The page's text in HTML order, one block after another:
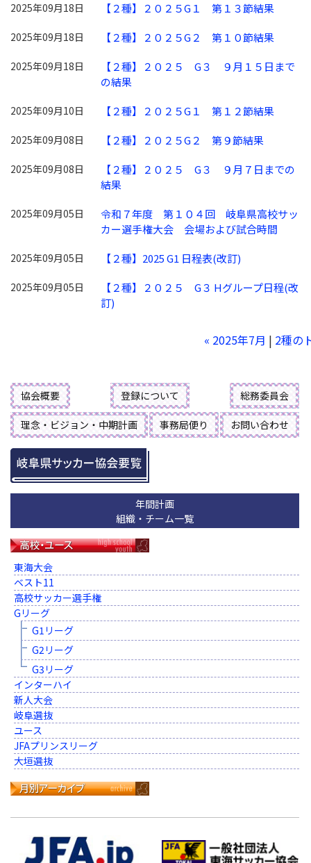
2025年09月18日 【２種】２０２５G１ 第１３節結果
2025年09月18日 【２種】２０２５G２ 第１０節結果
2025年09月18日
【２種】２０２５ G３ ９月１５日まで
の結果
2025年09月10日 【２種】２０２５G１ 第１２節結果
2025年09月08日 【２種】２０２５G２ 第９節結果
2025年09月08日
【２種】２０２５ G３ ９月７日までの
結果
2025年09月05日
令和７年度 第１０４回 岐阜県高校サッ
カー選手権大会 会場および試合時間
2025年09月05日 【２種】2025 G1 日程表(改訂)
2025年09月05日
【２種】２０２５ G３ Hグループ日程(改
訂)
« 2025年7月 | 2種の
協会概要 登録について 総務委員会
理念・ビジョン・中期計画 事務局便り お問い合わせ
年間計画
組織・チーム一覧
東海大会
ベスト11
高校サッカー選手権
Gリーグ
G1リーグ
G2リーグ
G3リーグ
インターハイ
新人大会
岐阜選抜
ユース
JFAプリンスリーグ
大垣選抜